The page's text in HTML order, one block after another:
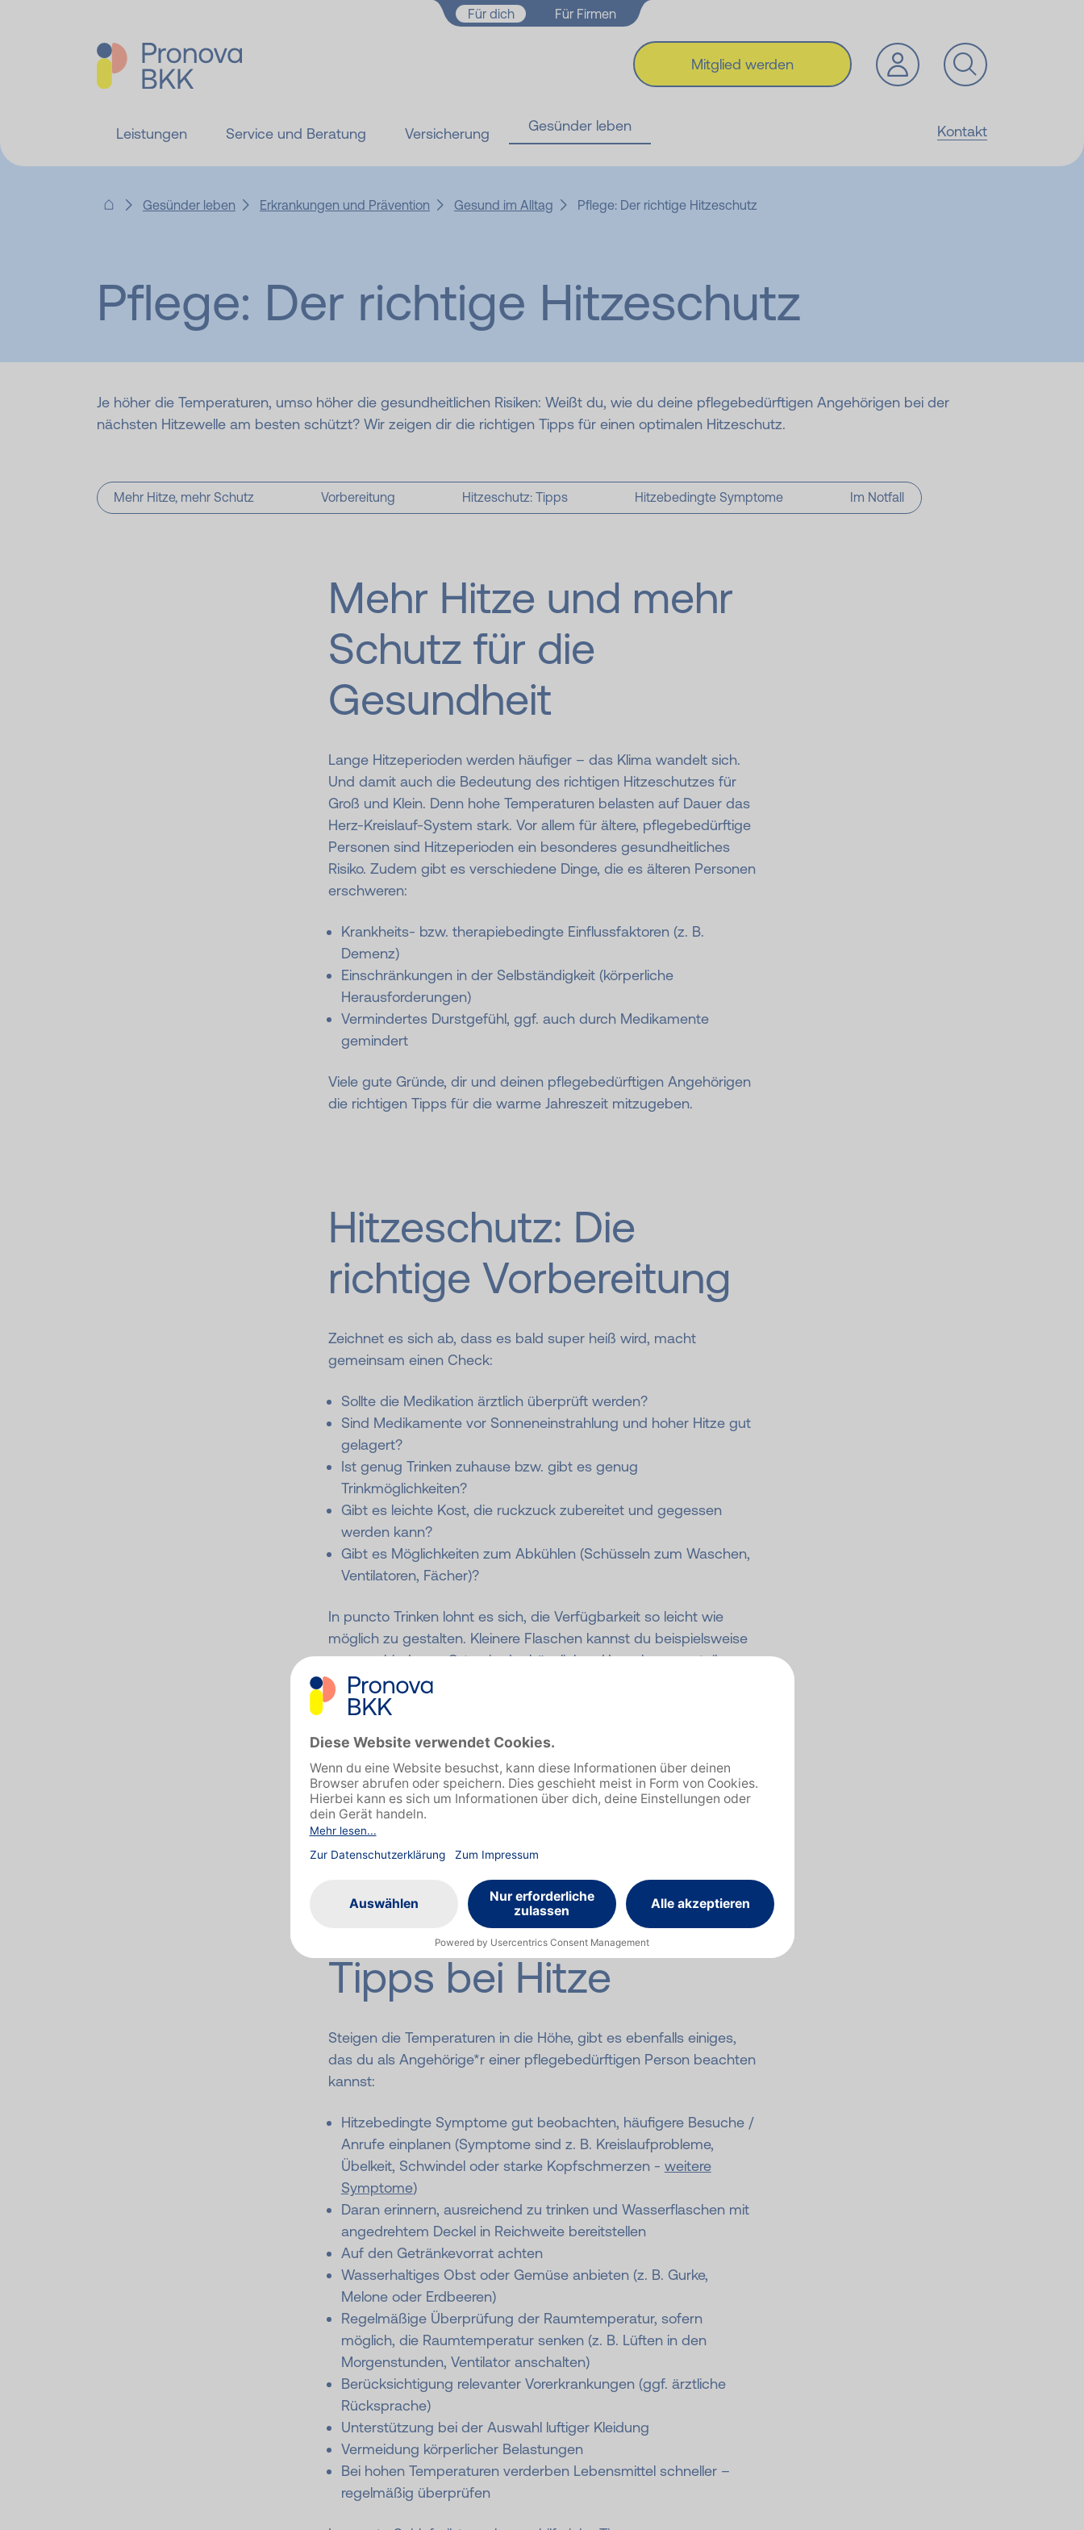
Zum Hauptinhalt springen
Für dich Für Firmen
Mitglied werden
Leistungen Service und Beratung Versicherung Gesünder leben Kontakt
Gesünder leben Erkrankungen und Prävention Gesund im Alltag Pflege: Der richtige Hitzeschutz
Pflege: Der richtige Hitze­schutz
Je höher die Temperaturen, umso höher die gesundheitlichen Risiken: Weißt du, wie du deine pflegebedürftigen Angehörigen bei der
nächsten Hitzewelle am besten schützt? Wir zeigen dir die richtigen Tipps für einen optimalen Hitzeschutz.
Mehr Hitze, mehr Schutz Vorbereitung Hitzeschutz: Tipps Hitzebedingte Symptome Im Notfall
Mehr Hitze und mehr
Schutz für die
Gesundheit
Lange Hitzeperioden werden häufiger – das Klima wandelt sich.
Und damit auch die Bedeutung des richtigen Hitzeschutzes für
Groß und Klein. Denn hohe Temperaturen belasten auf Dauer das
Herz-Kreislauf-System stark. Vor allem für ältere, pflegebedürftige
Personen sind Hitzeperioden ein besonderes gesundheitliches
Risiko. Zudem gibt es verschiedene Dinge, die es älteren Personen
erschweren:
Krankheits- bzw. therapiebedingte Einflussfaktoren (z. B.
Demenz)
Einschränkungen in der Selbständigkeit (körperliche
Herausforderungen)
Vermindertes Durstgefühl, ggf. auch durch Medikamente
gemindert
Viele gute Gründe, dir und deinen pflegebedürftigen Angehörigen
die richtigen Tipps für die warme Jahreszeit mitzugeben.
Hitzeschutz: Die
richtige Vor­be­rei­tung
Zeichnet es sich ab, dass es bald super heiß wird, macht
gemeinsam einen Check:
Sollte die Medikation ärztlich überprüft werden?
Sind Medikamente vor Sonneneinstrahlung und hoher Hitze gut
gelagert?
Ist genug Trinken zuhause bzw. gibt es genug
Trinkmöglichkeiten?
Gibt es leichte Kost, die ruckzuck zubereitet und gegessen
werden kann?
Gibt es Möglichkeiten zum Abkühlen (Schüsseln zum Waschen,
Ventilatoren, Fächer)?
In puncto Trinken lohnt es sich, die Verfügbarkeit so leicht wie
möglich zu gestalten. Kleinere Flaschen kannst du beispielsweise
an verschiedenen Orten in der häuslichen Umgebung verteilen,
sodass die Wege kurz sind und die Motivation höher ist. Das
gleiche gilt fürs Essen: Lieber ein paar Snacks und leckeres Obst
Geht es darum, die Hitze in den eigenen 4 Wänden zu reduzieren,
solltest du alles dicht machen: Gardinen zu, am besten auch die
Fenster und dafür lieber einen Ventilator laufen lassen. Tipp: Es
gibt Gardinen bzw. Rollläden mit Hitzeschutz, die
Sonneneinstrahlung gut reflektieren.
Tipps bei Hitze
Steigen die Temperaturen in die Höhe, gibt es ebenfalls einiges,
das du als Angehörige*r einer pflegebedürftigen Person beachten
kannst:
Hitzebedingte Symptome gut beobachten, häufigere Besuche /
Anrufe einplanen (Symptome sind z. B. Kreislaufprobleme,
Übelkeit, Schwindel oder starke Kopfschmerzen - weitere
Symptome)
Daran erinnern, ausreichend zu trinken und Wasserflaschen mit
angedrehtem Deckel in Reichweite bereitstellen
Auf den Getränkevorrat achten
Wasserhaltiges Obst oder Gemüse anbieten (z. B. Gurke,
Melone oder Erdbeeren)
Regelmäßige Überprüfung der Raumtemperatur, sofern
möglich, die Raumtemperatur senken (z. B. Lüften in den
Morgenstunden, Ventilator anschalten)
Berücksichtigung relevanter Vorerkrankungen (ggf. ärztliche
Rücksprache)
Unterstützung bei der Auswahl luftiger Kleidung
Vermeidung körperlicher Belastungen
Bei hohen Temperaturen verderben Lebensmittel schneller –
regelmäßig überprüfen